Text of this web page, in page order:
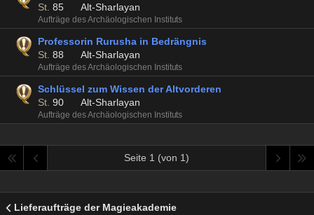
St. 85 Alt-Sharlayan
Aufträge des Archäologischen Instituts
Professorin Rurusha in Bedrängnis
St. 88 Alt-Sharlayan
Aufträge des Archäologischen Instituts
Schlüssel zum Wissen der Altvorderen
St. 90 Alt-Sharlayan
Aufträge des Archäologischen Instituts
Seite 1 (von 1)
Lieferaufträge der Magieakademie